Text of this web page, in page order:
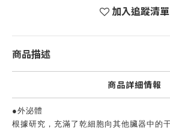
加入追蹤清單
商品描述
商品詳細情報
●外泌體
根據研究，充滿了乾細胞向其他臟器中的